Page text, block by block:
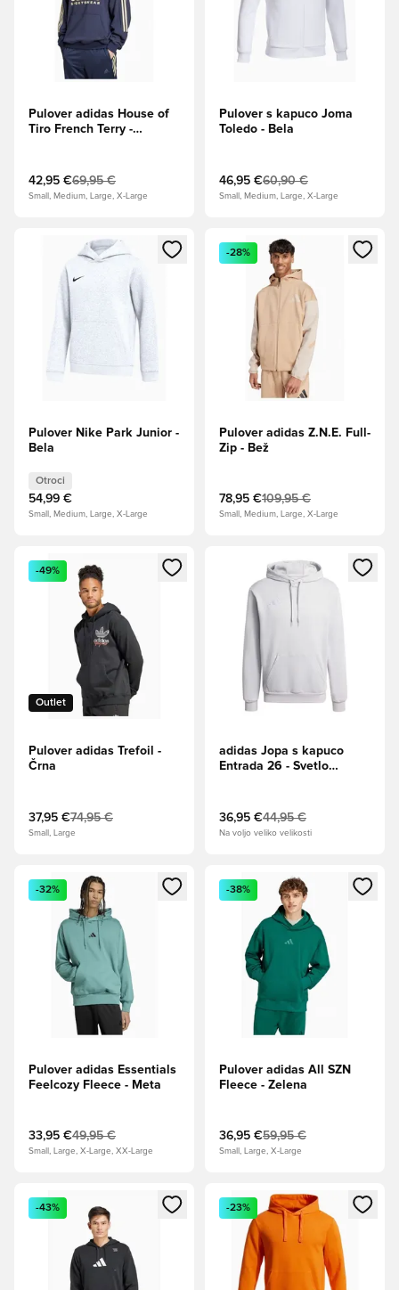
Pulover adidas House of
Tiro French Terry -
42,95 €69,95 €
Small, Medium, Large, X-Large
Pulover s kapuco Joma
Toledo - Bela
46,95 €60,90 €
Small, Medium, Large, X-Large
Odpre Modal za prijavo ali vpis kot član
Pulover Nike Park Junior -
Bela
Otroci
54,99 €
Small, Medium, Large, X-Large
Odpre Modal za prijavo ali
-28%
Pulover adidas Z.N.E. Full-
Zip - Bež
78,95 €109,95 €
Small, Medium, Large, X-Large
Odpre Modal za prijavo ali vpis kot član
Outlet
-49%
Pulover adidas Trefoil -
Črna
37,95 €74,95 €
Small, Large
Odpre Modal za prijavo ali
adidas Jopa s kapuco
Entrada 26 - Svetlo
36,95 €44,95 €
Na voljo veliko velikosti
Odpre Modal za prijavo ali vpis kot član
-32%
Pulover adidas Essentials
Feelcozy Fleece - Meta
33,95 €49,95 €
Small, Large, X-Large, XX-Large
Odpre Modal za prijavo ali
-38%
Pulover adidas All SZN
Fleece - Zelena
36,95 €59,95 €
Small, Large, X-Large
Odpre Modal za prijavo ali vpis kot član
-43%
Odpre Modal za prijavo ali
-23%